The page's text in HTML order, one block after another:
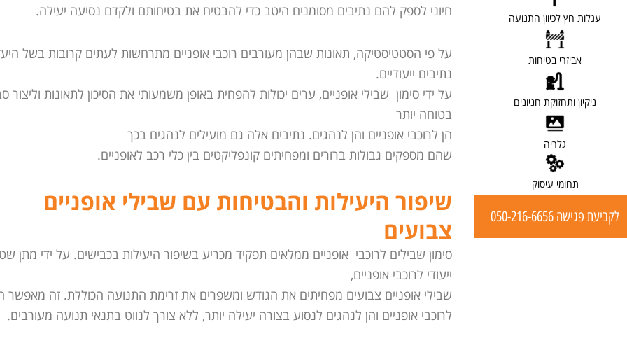
עגלות חץ לכיוון התנועה
[ לפרטים ]
אביזרי בטיחות
[ לפרטים ]
ניקיון ותחזוקת חניונים
[ לפרטים ]
גלריה
[ לפרטים ]
תחומי עיסוק
[ לפרטים ]
לקביעת פגישה 050-216-6656
חיוני לספק להם נתיבים מסומנים היטב כדי להבטיח את בטיחותם ולקדם נסיעה יעילה.
על פי הסטטיסטיקה, תאונות שבהן מעורבים רוכבי אופניים מתרחשות לעתים קרובות בשל
נתיבים ייעודיים.
על ידי סימון שבילי אופניים, ערים יכולות להפחית באופן משמעותי את הסיכון לתאונות וליצור
בטוחה יותר
הן לרוכבי אופניים והן לנהגים. נתיבים אלה גם מועילים לנהגים בכך
שהם מספקים גבולות ברורים ומפחיתים קונפליקטים בין כלי רכב לאופניים.
שיפור היעילות והבטיחות עם שבילי אופניים
צבועים
סימון שבילים לרוכבי אופניים ממלאים תפקיד מכריע בשיפור היעילות בכבישים. על ידי מתן
ייעודי לרוכבי אופניים,
שבילי אופניים צבועים מפחיתים את הגודש ומשפרים את זרימת התנועה הכוללת. זה מאפשר
לרוכבי אופניים והן לנהגים לנסוע בצורה יעילה יותר, ללא צורך לנווט בתנאי תנועה מעורבים.